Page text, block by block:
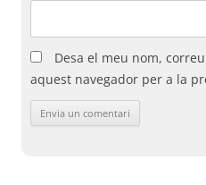
Desa el meu nom,
aquest navegador per a la